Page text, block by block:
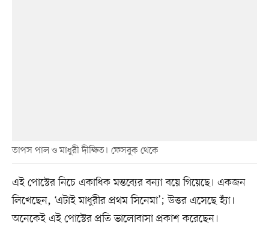
তাপস পাল ও মাধুরী দীক্ষিত। ফেসবুক থেকে
এই পোস্টের নিচে একাধিক মন্তব্যের বন্যা বয়ে গিয়েছে। একজন
লিখেছেন, ‘এটাই মাধুরীর প্রথম সিনেমা’; উত্তর এসেছে হ্যাঁ।
অনেকেই এই পোস্টের প্রতি ভালোবাসা প্রকাশ করেছেন।